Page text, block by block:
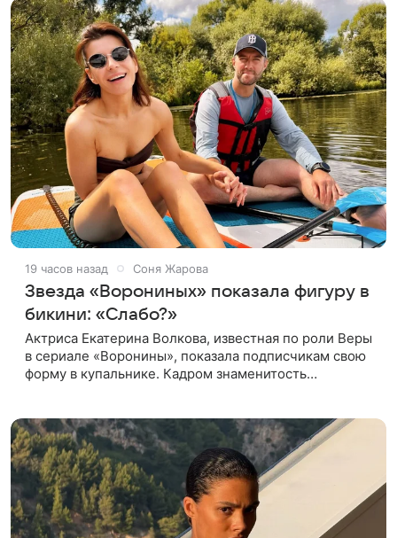
19 часов назад Соня Жарова
Звезда «Ворониных» показала фигуру в
бикини: «Слабо?»
Актриса Екатерина Волкова, известная по роли Веры
в сериале «Воронины», показала подписчикам свою
форму в купальнике. Кадром знаменитость